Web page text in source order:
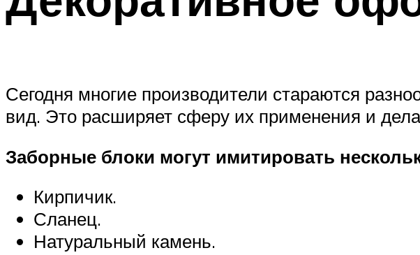
Сегодня многие производители стараются
вид. Это расширяет сферу их применения и
Заборные блоки могут имитировать
Кирпичик.
Сланец.
Натуральный камень.